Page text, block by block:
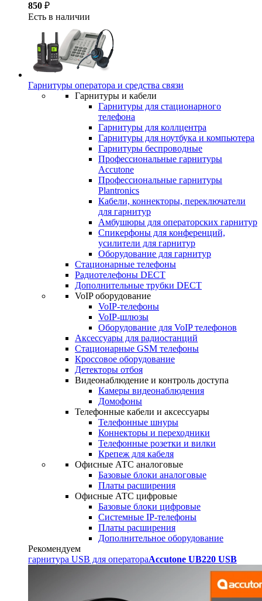
850 ₽
Есть в наличии
Гарнитуры оператора и средства связи
Гарнитуры и кабели
Гарнитуры для стационарного
телефона
Гарнитуры для коллцентра
Гарнитуры для ноутбука и компьютера
Гарнитуры беспроводные
Профессиональные гарнитуры
Accutone
Профессиональные гарнитуры
Plantronics
Кабели, коннекторы, переключатели
для гарнитур
Амбушюры для операторских гарнитур
Cпикерфоны для конференций,
усилители для гарнитур
Оборудование для гарнитур
Стационарные телефоны
Радиотелефоны DECT
Дополнительные трубки DECT
VoIP оборудование
VoIP-телефоны
VoIP-шлюзы
Оборудование для VoIP телефонов
Аксессуары для радиостанций
Стационарные GSM телефоны
Кроссовое оборудование
Детекторы отбоя
Видеонаблюдение и контроль доступа
Камеры видеонаблюдения
Домофоны
Телефонные кабели и аксессуары
Телефонные шнуры
Коннекторы и переходники
Телефонные розетки и вилки
Крепеж для кабеля
Офисные АТС аналоговые
Базовые блоки аналоговые
Платы расширения
Офисные АТС цифровые
Базовые блоки цифровые
Системные IP-телефоны
Платы расширения
Дополнительное оборудование
Рекомендуем
гарнитура USB для оператораAccutone UB220 USB